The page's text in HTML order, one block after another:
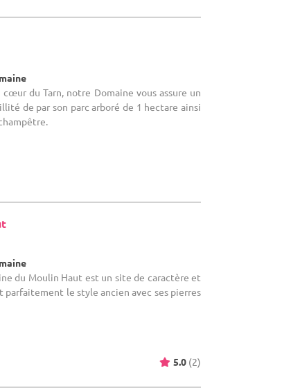
du Tarn, notre Domaine vous assure un
de par son parc arboré de 1 hectare ainsi
du Moulin Haut est un site de caractère et
parfaitement le style ancien avec ses pierres
5.0 (2)